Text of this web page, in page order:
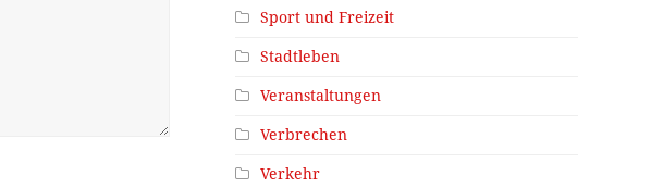
Sport und Freizeit
Stadtleben
Veranstaltungen
Verbrechen
Verkehr